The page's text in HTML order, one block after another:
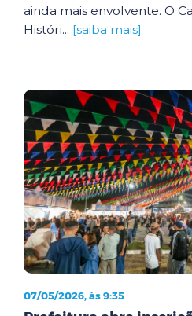
ainda mais envolvente. O
Históri... [saiba mais]
07/05/2026, às 9:35